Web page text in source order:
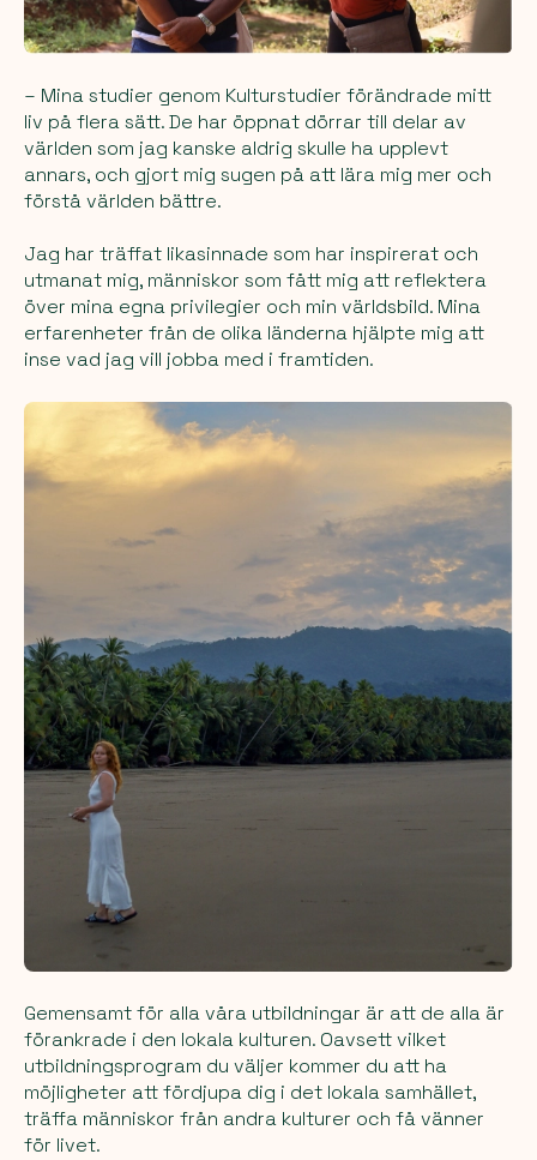
– Mina studier genom Kulturstudier förändrade mitt
liv på flera sätt. De har öppnat dörrar till delar av
världen som jag kanske aldrig skulle ha upplevt
annars, och gjort mig sugen på att lära mig mer och
förstå världen bättre.
Jag har träffat likasinnade som har inspirerat och
utmanat mig, människor som fått mig att reflektera
över mina egna privilegier och min världsbild. Mina
erfarenheter från de olika länderna hjälpte mig att
inse vad jag vill jobba med i framtiden.
Gemensamt för alla våra utbildningar är att de alla är
förankrade i den lokala kulturen. Oavsett vilket
utbildningsprogram du väljer kommer du att ha
möjligheter att fördjupa dig i det lokala samhället,
träffa människor från andra kulturer och få vänner
för livet.